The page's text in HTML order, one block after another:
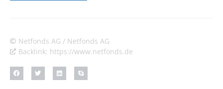
Netfonds AG / Netfonds AG
Backlink: https://www.netfonds.de